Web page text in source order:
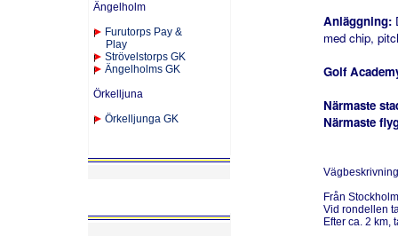
Ängelholm
Furutorps Pay &
Play
Strövelstorps GK
Ängelholms GK
Örkelljuna
Örkelljunga GK
Anläggning:
med chip,
Golf
Närmaste
Närmaste
Från
Vid rondellen
Efter ca. 2 km,